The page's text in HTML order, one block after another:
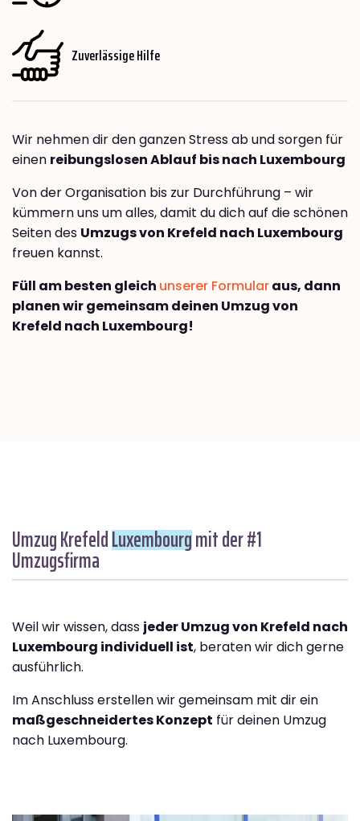
Zuverlässige Hilfe
Wir nehmen dir den ganzen Stress ab und sorgen für
einen reibungslosen Ablauf bis nach Luxembourg
Von der Organisation bis zur Durchführung – wir
kümmern uns um alles, damit du dich auf die schönen
Seiten des Umzugs von Krefeld nach Luxembourg
freuen kannst.
Füll am besten gleich unserer Formularaus, dann
planen wir gemeinsam deinen Umzug von
Krefeld nach Luxembourg!
Umzug KrefeldLuxembourgmit der #1
Umzugsfirma
Weil wir wissen, dass jeder Umzug von Krefeld nach
Luxembourg individuell ist, beraten wir dich gerne
ausführlich.
Im Anschluss erstellen wir gemeinsam mit dir ein
maßgeschneidertes Konzept für deinen Umzug
nach Luxembourg.